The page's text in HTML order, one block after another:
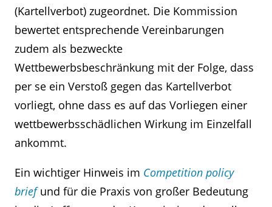
(Kartellverbot) zugeordnet. Die Kommission
bewertet entsprechende Vereinbarungen
zudem als bezweckte
Wettbewerbsbeschränkung mit der Folge, dass
per se ein Verstoß gegen das Kartellverbot
vorliegt, ohne dass es auf das Vorliegen einer
wettbewerbsschädlichen Wirkung im Einzelfall
ankommt.
Ein wichtiger Hinweis im Competition policy
briefund für die Praxis von großer Bedeutung